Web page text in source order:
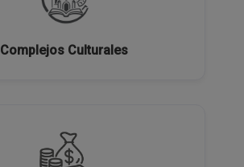
Complejos Culturales